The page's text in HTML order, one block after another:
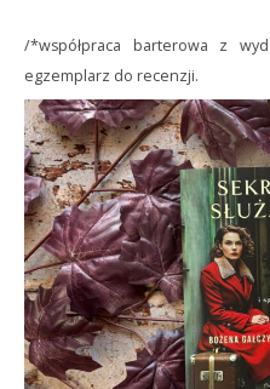
/*współpraca barterowa z
egzemplarz do recenzji.